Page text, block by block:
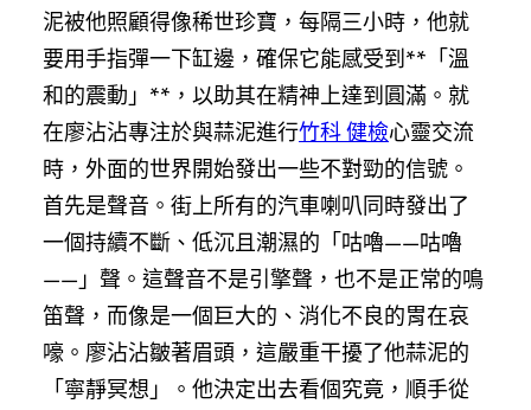
泥被他照顧得像稀世珍寶，每隔三小時，他就
要用手指彈一下缸邊，確保它能感受到**「溫
和的震動」**，以助其在精神上達到圓滿。就
在廖沾沾專注於與蒜泥進行竹科 健檢心靈交流
時，外面的世界開始發出一些不對勁的信號。
首先是聲音。街上所有的汽車喇叭同時發出了
一個持續不斷、低沉且潮濕的「咕嚕——咕嚕
——」聲。這聲音不是引擎聲，也不是正常的鳴
笛聲，而像是一個巨大的、消化不良的胃在哀
嚎。廖沾沾皺著眉頭，這嚴重干擾了他蒜泥的
「寧靜冥想」。他決定出去看個究竟，順手從